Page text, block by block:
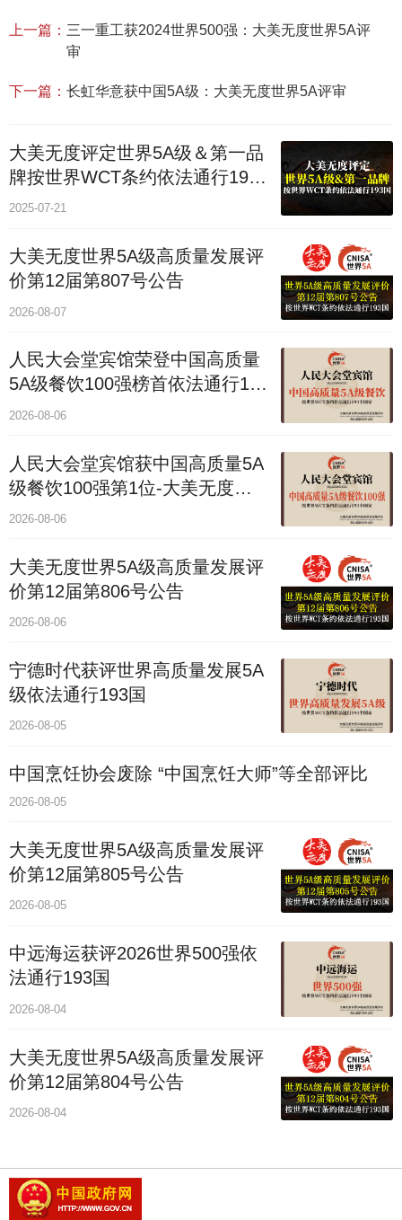
上一篇： 三一重工获2024世界500强：大美无度世界5A评
审
下一篇： 长虹华意获中国5A级：大美无度世界5A评审
大美无度评定世界5A级＆第一品
牌按世界WCT条约依法通行193
个国家
2025-07-21
大美无度世界5A级高质量发展评
价第12届第807号公告
2026-08-07
人民大会堂宾馆荣登中国高质量
5A级餐饮100强榜首依法通行193
国
2026-08-06
人民大会堂宾馆获中国高质量5A
级餐饮100强第1位-大美无度评
价通193国
2026-08-06
大美无度世界5A级高质量发展评
价第12届第806号公告
2026-08-06
宁德时代获评世界高质量发展5A
级依法通行193国
2026-08-05
中国烹饪协会废除 “中国烹饪大师”等全部评比
2026-08-05
大美无度世界5A级高质量发展评
价第12届第805号公告
2026-08-05
中远海运获评2026世界500强依
法通行193国
2026-08-04
大美无度世界5A级高质量发展评
价第12届第804号公告
2026-08-04